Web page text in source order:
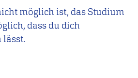
möglich ist, das Studium
dass du dich
lässt.